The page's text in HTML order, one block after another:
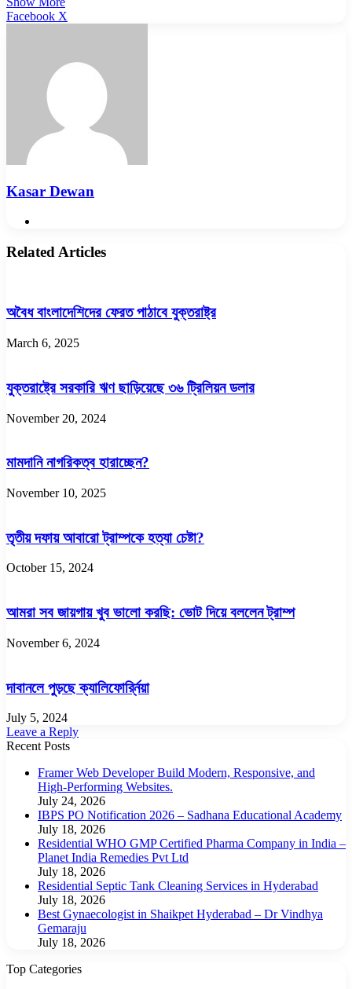
Facebook X
Kasar Dewan
Related Articles
অবৈধ বাংলাদেশিদের ফেরত পাঠাবে যুক্তরাষ্ট্র
March 6, 2025
যুক্তরাষ্ট্রে সরকারি ঋণ ছাড়িয়েছে ৩৬ ট্রিলিয়ন ডলার
November 20, 2024
মামদানি নাগরিকত্ব হারাচ্ছেন?
November 10, 2025
তৃতীয় দফায় আবারো ট্রাম্পকে হত্যা চেষ্টা?
October 15, 2024
আমরা সব জায়গায় খুব ভালো করছি: ভোট দিয়ে বললেন ট্রাম্প
November 6, 2024
দাবানলে পুড়ছে ক্যালিফোর্র্নিয়া
July 5, 2024
Leave a Reply
Recent Posts
Framer Web Developer Build Modern, Responsive, and
High-Performing Websites.
July 24, 2026
IBPS PO Notification 2026 – Sadhana Educational Academy
July 18, 2026
Residential WHO GMP Certified Pharma Company in India –
Planet India Remedies Pvt Ltd
July 18, 2026
Residential Septic Tank Cleaning Services in Hyderabad
July 18, 2026
Best Gynaecologist in Shaikpet Hyderabad – Dr Vindhya
Gemaraju
July 18, 2026
Top Categories